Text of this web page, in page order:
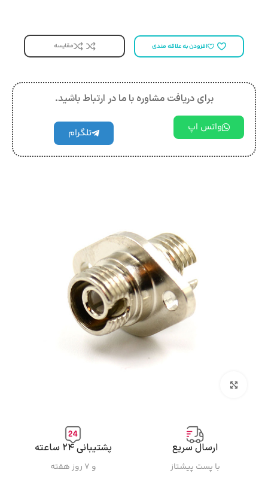
افزودن به علاقه مندی مقایسه
برای دریافت مشاوره با ما در ارتباط باشید.
واتس اپ تلگرام
ارسال سریع
با پست پیشتاز
پشتیبانی ۲۴ ساعته
و ۷ روز هفته